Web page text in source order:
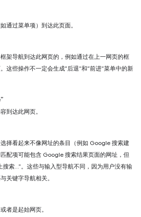
通过菜单项）到达此页面。
架导航到达此网页的，例如通过在上一网页的框
这些操作不一定会生成“后退”和“前进”菜单中的新
到达此网页。
择看起来不像网址的条目（例如 Google 搜索建
配项可能包含 Google 搜索结果页面的网址，但
索…”。这些与输入型导航不同，因为用户没有输
关键字导航相关。
者是起始网页。